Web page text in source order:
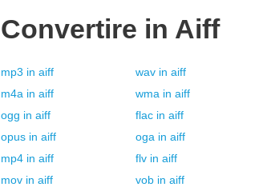
Convertire in Aiff
mp3 in aiff wav in aiff
m4a in aiff wma in aiff
ogg in aiff flac in aiff
opus in aiff oga in aiff
mp4 in aiff flv in aiff
mov in aiff vob in aiff